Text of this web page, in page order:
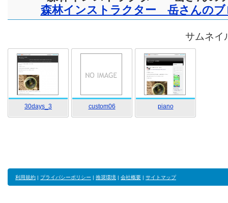
森林インストラクター 岳さんのブ
サムネイ
30days_3 custom06 piano
利用規約 | プライバシーポリシー | 推奨環境 | 会社概要 | サイトマップ